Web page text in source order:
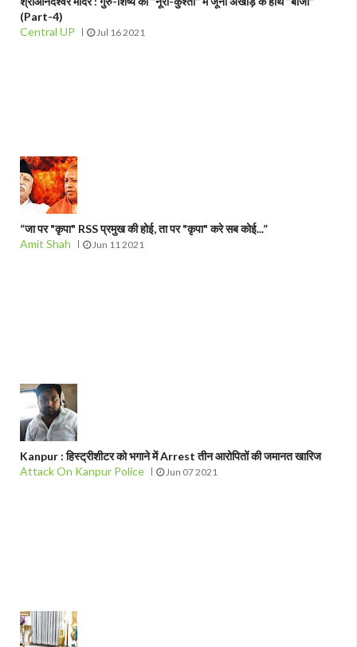
(Part-4)
Central UP
Jul 16 2021
“जा पर "कृपा" RSS प्रमुख की होई, ता पर "कृपा" करे सब कोई...”
Amit Shah
Jun 11 2021
Kanpur : हिस्ट्रीशीटर को भगाने में Arrest तीन आरोपितों की जमानत खारिज
Attack On Kanpur Police
Jun 07 2021